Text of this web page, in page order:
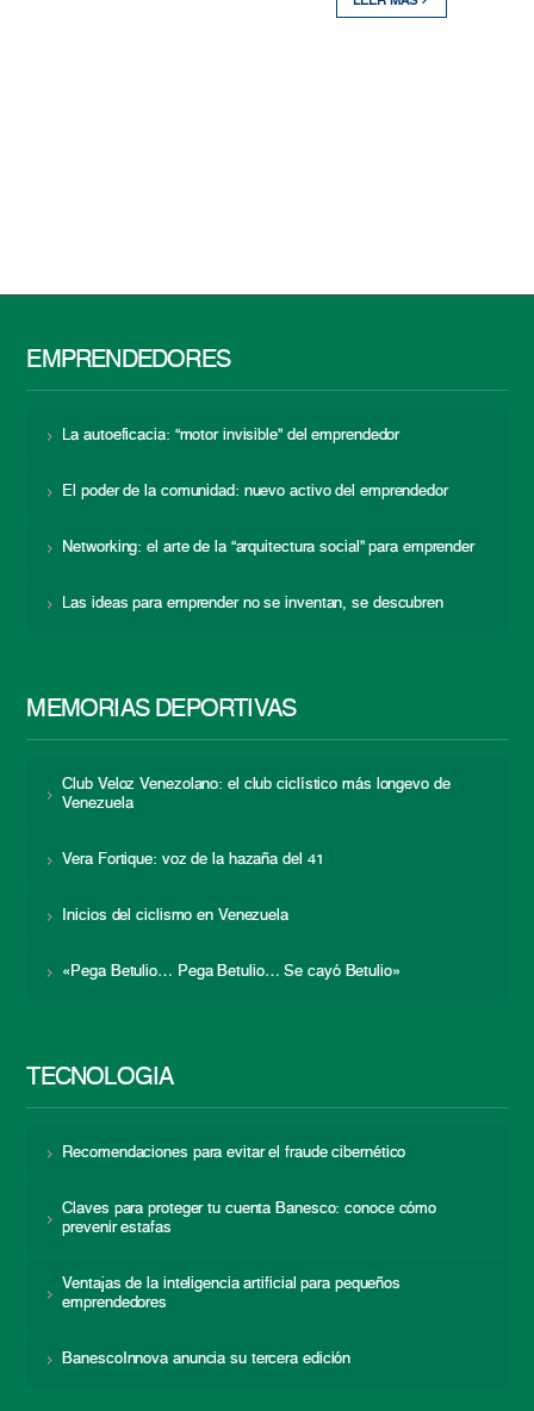
EMPRENDEDORES
La autoeficacia: “motor invisible” del emprendedor
El poder de la comunidad: nuevo activo del emprendedor
Networking: el arte de la “arquitectura social” para emprender
Las ideas para emprender no se inventan, se descubren
MEMORIAS DEPORTIVAS
Club Veloz Venezolano: el club ciclístico más longevo de
Venezuela
Vera Fortique: voz de la hazaña del 41
Inicios del ciclismo en Venezuela
«Pega Betulio… Pega Betulio… Se cayó Betulio»
TECNOLOGÍA
Recomendaciones para evitar el fraude cibernético
Claves para proteger tu cuenta Banesco: conoce cómo
prevenir estafas
Ventajas de la inteligencia artificial para pequeños
emprendedores
BanescoInnova anuncia su tercera edición